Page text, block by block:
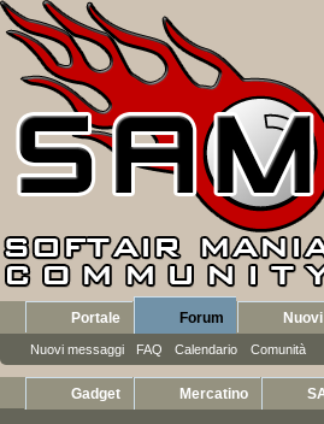
Portale Forum
Nuovi messaggi FAQ Calendario Comunità
Gadget Mercatino